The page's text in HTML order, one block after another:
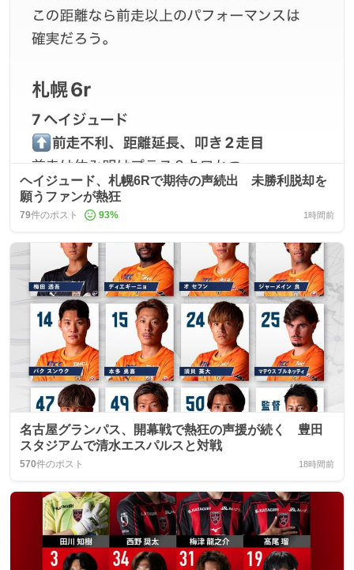
ヘイジュード、札幌6Rで期待の声続出 未勝利脱却を
願うファンが熱狂
79件のポスト 93% 1時間前
名古屋グランパス、開幕戦で熱狂の声援が続く 豊田
スタジアムで清水エスパルスと対戦
570件のポスト 18時間前